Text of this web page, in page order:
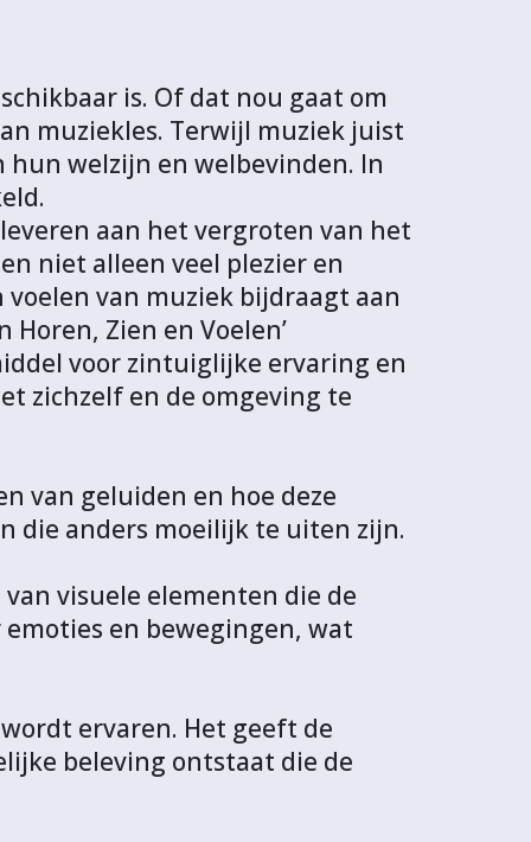
is. Of dat nou gaat om
muziekles. Terwijl muziek juist
hun welzijn en welbevinden. In
aan het vergroten van het
niet alleen veel plezier en
van muziek bijdraagt aan
Zien en Voelen’
voor zintuiglijke ervaring en
zichzelf en de omgeving te
van geluiden en hoe deze
die anders moeilijk te uiten zijn.
visuele elementen die de
en bewegingen, wat
ervaren. Het geeft de
beleving ontstaat die de